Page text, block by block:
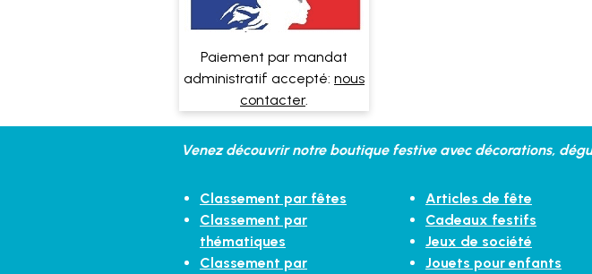
Paiement par mandat
administratif accepté: nous
contacter.
Venez découvrir notre boutique festive avec décorations,
Classement par fêtes
Classement par
thématiques
Classement par
Articles de fête
Cadeaux festifs
Jeux de société
Jouets pour enfants